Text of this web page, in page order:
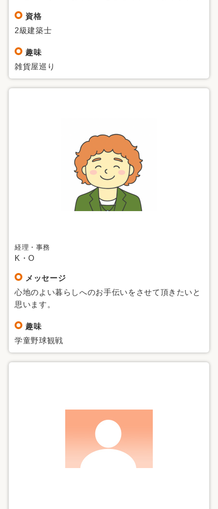
資格
2級建築士
趣味
雑貨屋巡り
経理・事務
K・O
メッセージ
心地のよい暮らしへのお手伝いをさせて頂きたいと
思います。
趣味
学童野球観戦